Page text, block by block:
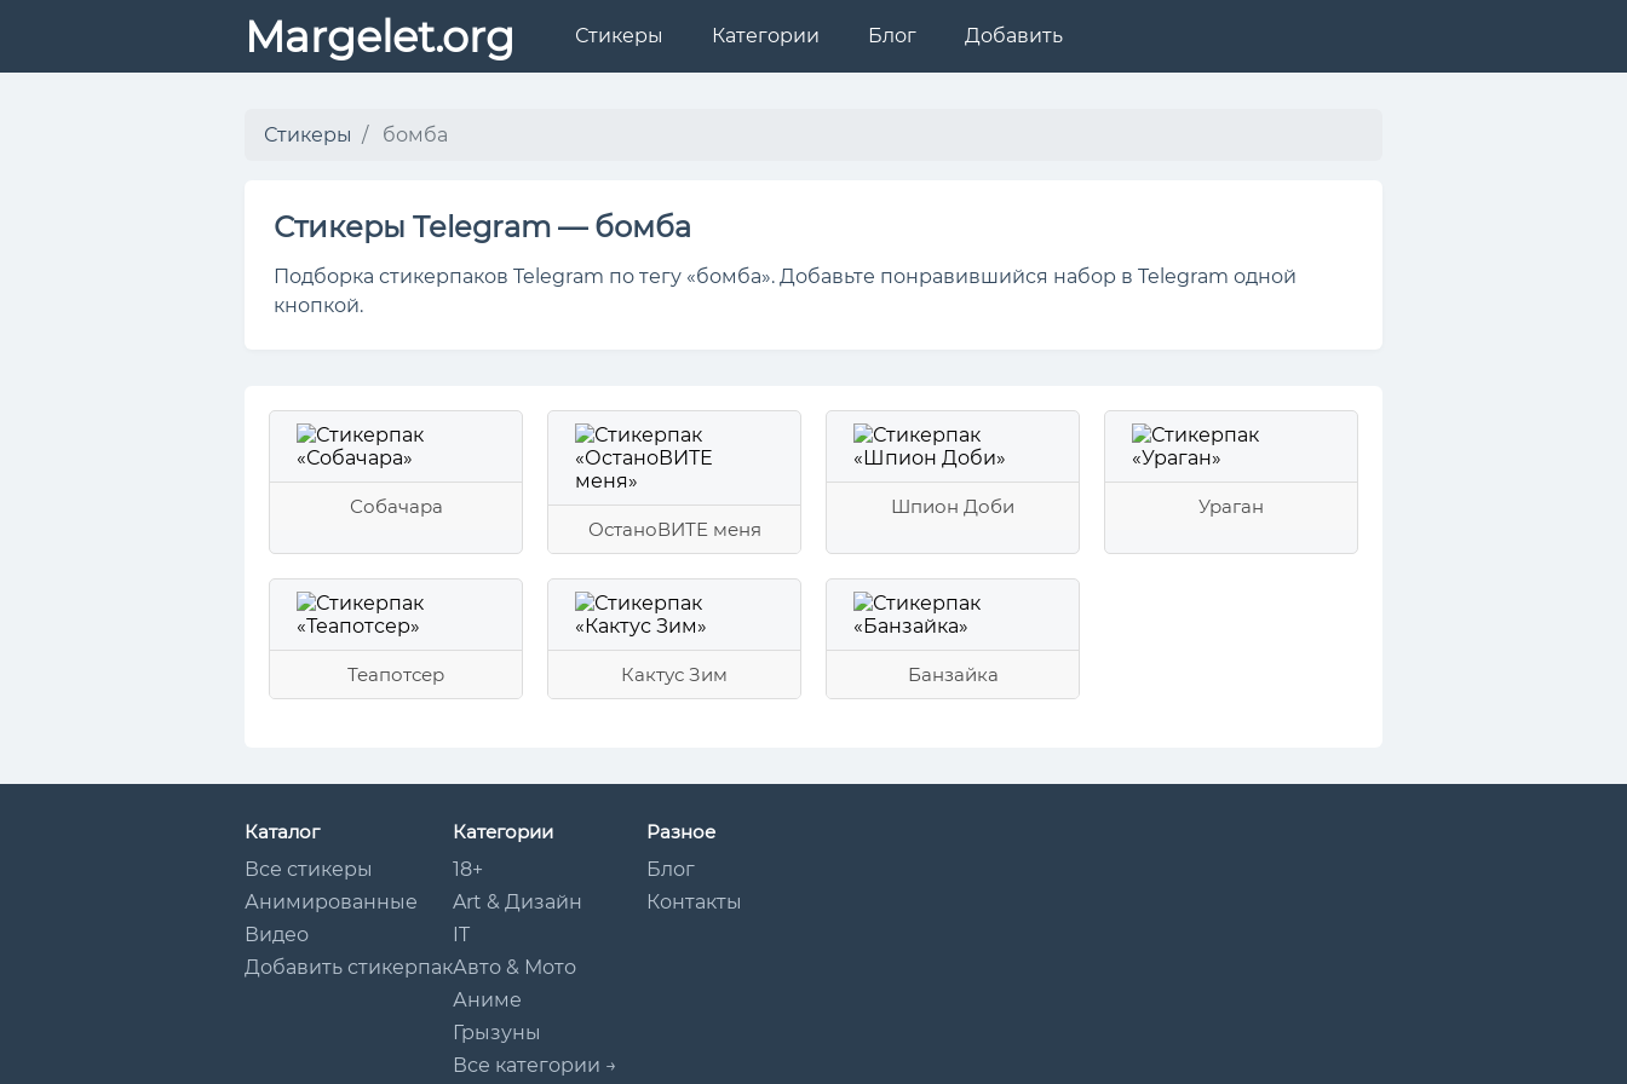
Margelet.org Стикеры Категории Блог Добавить
Стикеры бомба
Стикеры Telegram — бомба
Подборка стикерпаков Telegram по тегу «бомба». Добавьте понравившийся набор в Telegram одной
кнопкой.
Собачара
ОстаноВИТЕ меня
Шпион Доби Ураган
Теапотсер Кактус Зим Банзайка
Каталог
Все стикеры
Анимированные
Видео
Добавить стикерпак
Категории
18+
Art & Дизайн
IT
Авто & Мото
Аниме
Грызуны
Все категории →
Разное
Блог
Контакты